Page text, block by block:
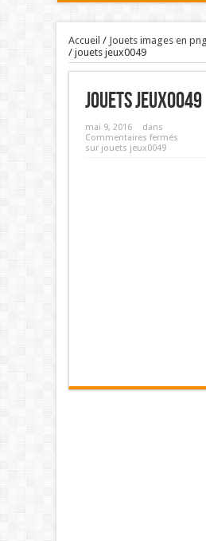
Accueil / Jouets images en
/ jouets jeux0049
jouets jeux0049
mai 9, 2016
dans
Commentaires fermés
sur jouets jeux0049